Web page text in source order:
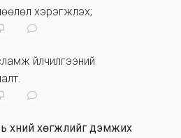
хэрэгжүүлэх;
үйлчилгээний
хүний хөгжлийг дэмжих